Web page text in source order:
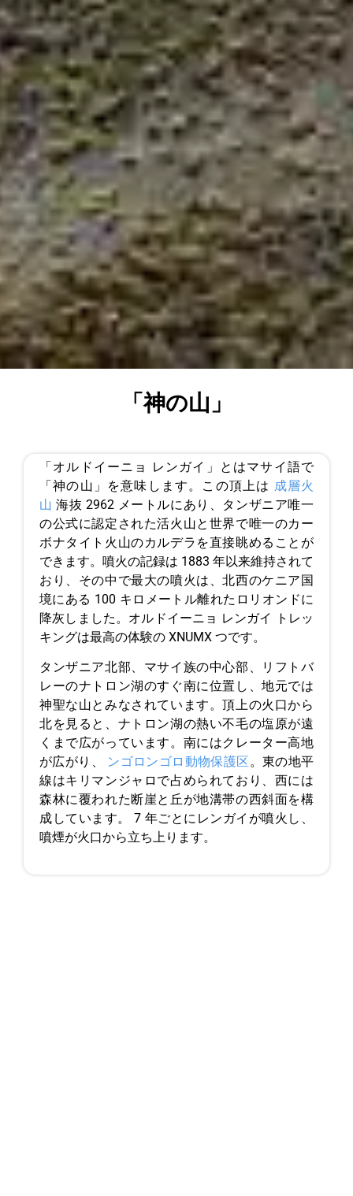
「神の山」
「オルドイーニョ レンガイ」とはマサイ語で
「神の山」を意味します。この頂上は 成層火
山 海抜 2962 メートルにあり、タンザニア唯一
の公式に認定された活火山と世界で唯一のカー
ボナタイト火山のカルデラを直接眺めることが
できます。噴火の記録は 1883 年以来維持されて
おり、その中で最大の噴火は、北西のケニア国
境にある 100 キロメートル離れたロリオンドに
降灰しました。オルドイーニョ レンガイ トレッ
キングは最高の体験の XNUMX つです。
タンザニア北部、マサイ族の中心部、リフトバ
レーのナトロン湖のすぐ南に位置し、地元では
神聖な山とみなされています。頂上の火口から
北を見ると、ナトロン湖の熱い不毛の塩原が遠
くまで広がっています。南にはクレーター高地
が広がり、 ンゴロンゴロ動物保護区。東の地平
線はキリマンジャロで占められており、西には
森林に覆われた断崖と丘が地溝帯の西斜面を構
成しています。 7 年ごとにレンガイが噴火し、
噴煙が火口から立ち上ります。